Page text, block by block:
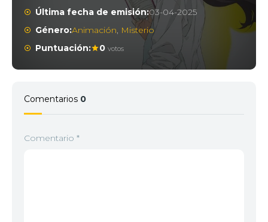
Última fecha de emisión:03-04-2025
Género:Animación, Misterio
Puntuación:
0 votos
Comentarios 0
Comentario *